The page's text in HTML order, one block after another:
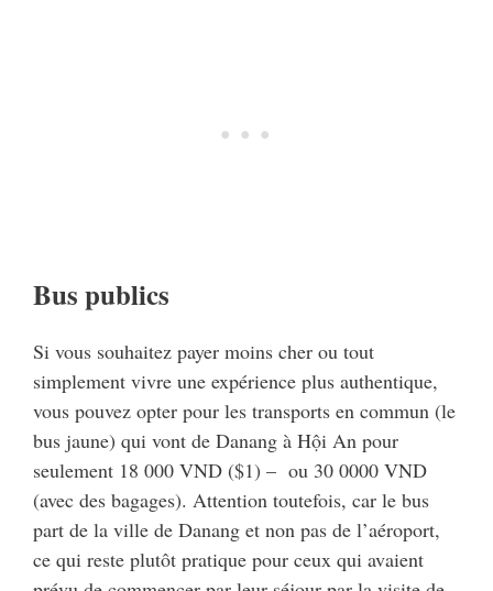
Bus publics
Si vous souhaitez payer moins cher ou tout
simplement vivre une expérience plus authentique,
vous pouvez opter pour les transports en commun (le
bus jaune) qui vont de Danang à Hội An pour
seulement 18 000 VND ($1) – ou 30 0000 VND
(avec des bagages). Attention toutefois, car le bus
part de la ville de Danang et non pas de l’aéroport,
ce qui reste plutôt pratique pour ceux qui avaient